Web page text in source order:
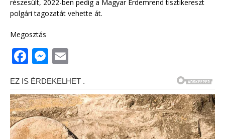
részesült, 2022-ben pedig a Magyar Érdemrend tisztikereszt
polgári tagozatát vehette át.
Megosztás
F
a
c
e
b
M
ss
e
n
ai
l